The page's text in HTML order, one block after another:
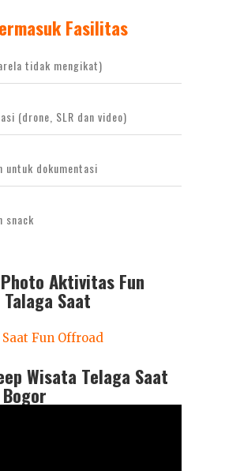
Fasilitas
tidak mengikat)
(drone, SLR dan video)
untuk dokumentasi
snack
Aktivitas Fun
Saat
Wisata Telaga Saat